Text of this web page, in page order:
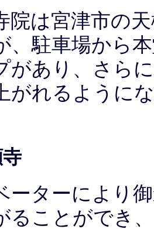
は宮津市の
、駐車場から
があり、さら
がれるように
ターにより
ることができ